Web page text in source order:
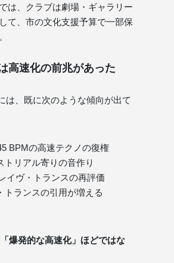
は、クラブは劇場・ギャラリー
て、市の文化支援予算で一部保
高速化の前兆があった
は、既に次のような傾向が出て
BPMの高速テクノの復権
トリアル寄りの音作り
イヴ・トランスの再評価
トランスの引用が増える
爆発的な高速化」ほどではな